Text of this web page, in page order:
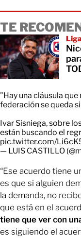
TE
"Hay una cláusula
federación se queda
Ivar Sisniega, sobre
están buscando el
pic.twitter.com/
— LUIS CASTILLO
“Ese acuerdo tiene
es que si alguien
la demanda, no
que está en el
tiene que ver con
es siguiendo el